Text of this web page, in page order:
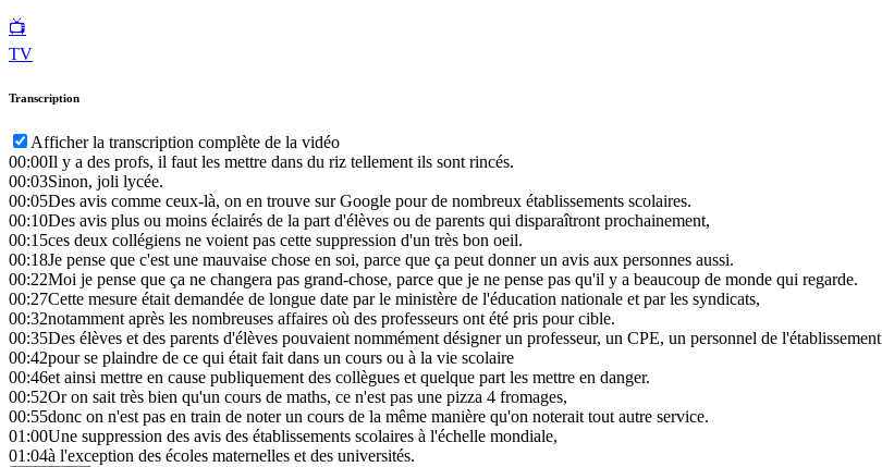
📺
TV
Transcription
Afficher la transcription complète de la vidéo
00:00Il y a des profs, il faut les mettre dans du riz tellement ils sont rincés.
00:03Sinon, joli lycée.
00:05Des avis comme ceux-là, on en trouve sur Google pour de nombreux établissements scolaires.
00:10Des avis plus ou moins éclairés de la part d'élèves ou de parents qui disparaîtront prochainement,
00:15ces deux collégiens ne voient pas cette suppression d'un très bon oeil.
00:18Je pense que c'est une mauvaise chose en soi, parce que ça peut donner un avis aux personnes aussi.
00:22Moi je pense que ça ne changera pas grand-chose, parce que je ne pense pas qu'il y a beaucoup de monde qui regarde.
00:27Cette mesure était demandée de longue date par le ministère de l'éducation nationale et par les syndicats,
00:32notamment après les nombreuses affaires où des professeurs ont été pris pour cible.
00:35Des élèves et des parents d'élèves pouvaient nommément désigner un professeur, un CPE, un personnel de l'établissement
00:42pour se plaindre de ce qui était fait dans un cours ou à la vie scolaire
00:46et ainsi mettre en cause publiquement des collègues et quelque part les mettre en danger.
00:52Or on sait très bien qu'un cours de maths, ce n'est pas une pizza 4 fromages,
00:55donc on n'est pas en train de noter un cours de la même manière qu'on noterait tout autre service.
01:00Une suppression des avis des établissements scolaires à l'échelle mondiale,
01:04à l'exception des écoles maternelles et des universités.